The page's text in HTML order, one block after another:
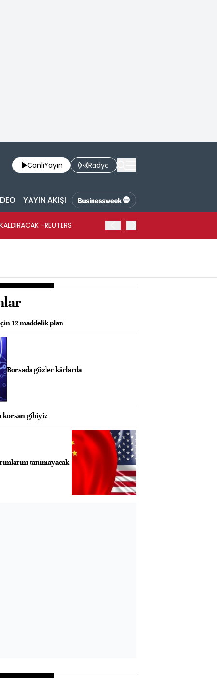
CanlıYayın Radyo
YAYIN AKIŞI
-REUTERS
12 maddelik plan
Borsada gözler kârlarda
korsan gibiyiz
tanımayacak